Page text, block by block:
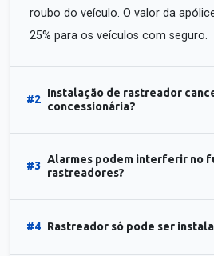
roubo do veículo. O valor da
25% para os veículos com seguro.
#2
Instalação de rastreador
concessionária?
#3
Alarmes podem interferir no
rastreadores?
#4 Rastreador só pode ser